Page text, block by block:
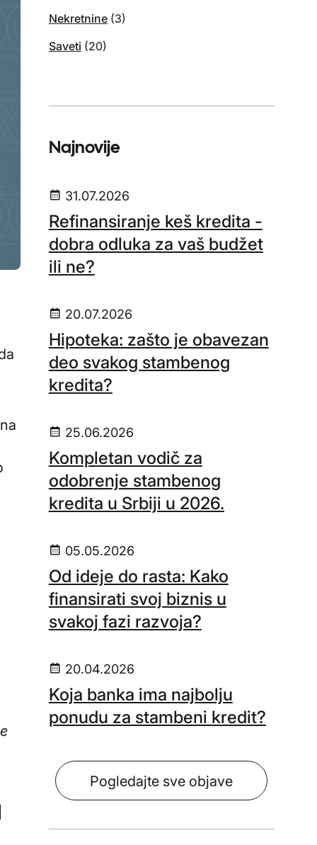
Nekretnine(3)
Saveti (20)
Najnovije
31.07.2026
Refinansiranje keš kredita -
dobra odluka za vaš budžet
ili ne?
20.07.2026
Hipoteka: zašto je obavezan
deo svakog stambenog
kredita?
25.06.2026
Kompletan vodič za
odobrenje stambenog
kredita u Srbiji u 2026.
05.05.2026
Od ideje do rasta: Kako
finansirati svoj biznis u
svakoj fazi razvoja?
20.04.2026
Koja banka ima najbolju
ponudu za stambeni kredit?
Pogledajte sve objave